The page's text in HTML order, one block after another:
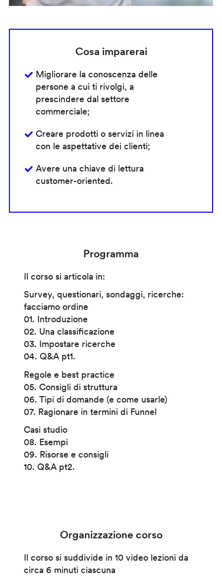
Cosa imparerai
Migliorare la conoscenza delle
persone a cui ti rivolgi, a
prescindere dal settore
commerciale;
Creare prodotti o servizi in linea
con le aspettative dei clienti;
Avere una chiave di lettura
customer-oriented.
Programma
Il corso si articola in:
Survey, questionari, sondaggi, ricerche:
facciamo ordine
01. Introduzione
02. Una classificazione
03. Impostare ricerche
04. Q&A pt1.
Regole e best practice
05. Consigli di struttura
06. Tipi di domande (e come usarle)
07. Ragionare in termini di Funnel
Casi studio
08. Esempi
09. Risorse e consigli
10. Q&A pt2.
Organizzazione corso
Il corso si suddivide in 10 video lezioni da
circa 6 minuti ciascuna